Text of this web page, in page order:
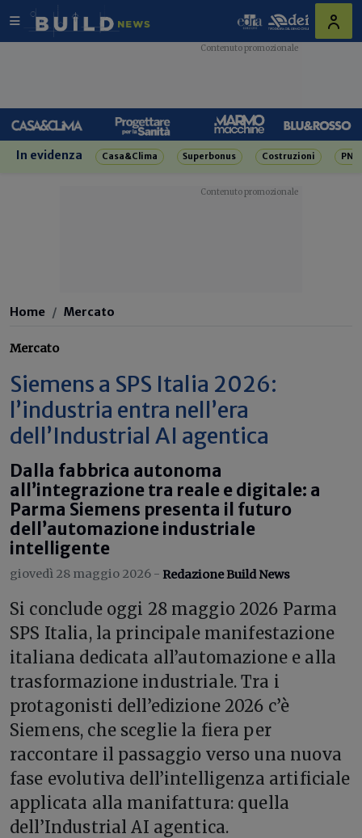
In evidenza Casa&Clima Superbonus Costruzioni
Home Mercato
Mercato
Siemens a SPS Italia 2026:
l’industria entra nell’era
dell’Industrial AI agentica
Dalla fabbrica autonoma
all’integrazione tra reale e digitale: a
Parma Siemens presenta il futuro
dell’automazione industriale
intelligente
giovedì 28 maggio 2026 - Redazione Build News
Si conclude oggi 28 maggio 2026 Parma
SPS Italia, la principale manifestazione
italiana dedicata all’automazione e alla
trasformazione industriale. Tra i
protagonisti dell’edizione 2026 c’è
Siemens, che sceglie la fiera per
raccontare il passaggio verso una nuova
fase evolutiva dell’intelligenza artificiale
applicata alla manifattura: quella
dell’Industrial AI agentica.